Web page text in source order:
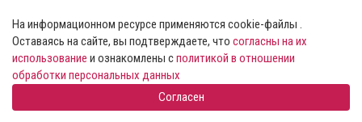
На информационном ресурсе применяются cookie-файлы .
Оставаясь на сайте, вы подтверждаете, что согласны на их
использование и ознакомлены сполитикой в отношении
обработки персональных данных
Согласен